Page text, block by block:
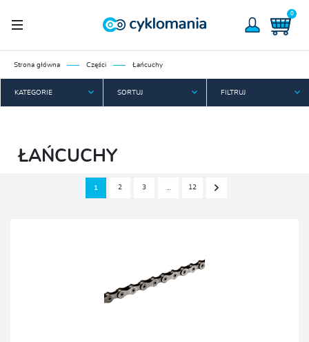
0
Strona główna Części Łańcuchy
KATEGORIE SORTUJ FILTRUJ
ŁAŃCUCHY
1 2 3 12